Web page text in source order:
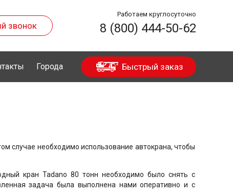
звонок
Работаем круглосуточно
8 (800) 444-50-62
Города Быстрый заказ
случае необходимо использование автокрана, чтобы
кран Tadano 80 тонн необходимо было снять с
задача была выполнена нами оперативно и с